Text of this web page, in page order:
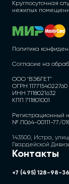
Круглосуточная
нежилых
Политика
Согласие на
ООО "ВЭБГЕТ"
ОГРН 1177154022760
ИНН 7118021632
КПП 711801001
Регистрационный
№ Л064-00111-77/
143500, Истра,
Гвардейской
Контакты
+7 (495) 128-98-36